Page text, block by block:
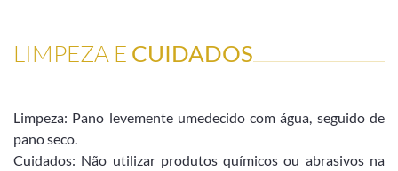
LIMPEZA E CUIDADOS
Limpeza: Pano levemente umedecido com água, seguido de
pano seco.
Cuidados: Não utilizar produtos químicos ou abrasivos na